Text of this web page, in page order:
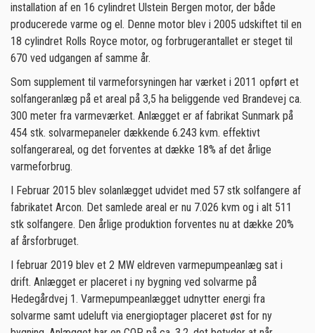
installation af en 16 cylindret Ulstein Bergen motor, der både
producerede varme og el. Denne motor blev i 2005 udskiftet til en
18 cylindret Rolls Royce motor, og forbrugerantallet er steget til
670 ved udgangen af samme år.
Som supplement til varmeforsyningen har værket i 2011 opført et
solfangeranlæg på et areal på 3,5 ha beliggende ved Brandevej ca.
300 meter fra varmeværket. Anlægget er af fabrikat Sunmark på
454 stk. solvarmepaneler dækkende 6.243 kvm. effektivt
solfangerareal, og det forventes at dække 18% af det årlige
varmeforbrug.
I Februar 2015 blev solanlægget udvidet med 57 stk solfangere af
fabrikatet Arcon. Det samlede areal er nu 7.026 kvm og i alt 511
stk solfangere. Den årlige produktion forventes nu at dække 20%
af årsforbruget.
I februar 2019 blev et 2 MW eldreven varmepumpeanlæg sat i
drift. Anlægget er placeret i ny bygning ved solvarme på
Hedegårdvej 1. Varmepumpeanlægget udnytter energi fra
solvarme samt udeluft via energioptager placeret øst for ny